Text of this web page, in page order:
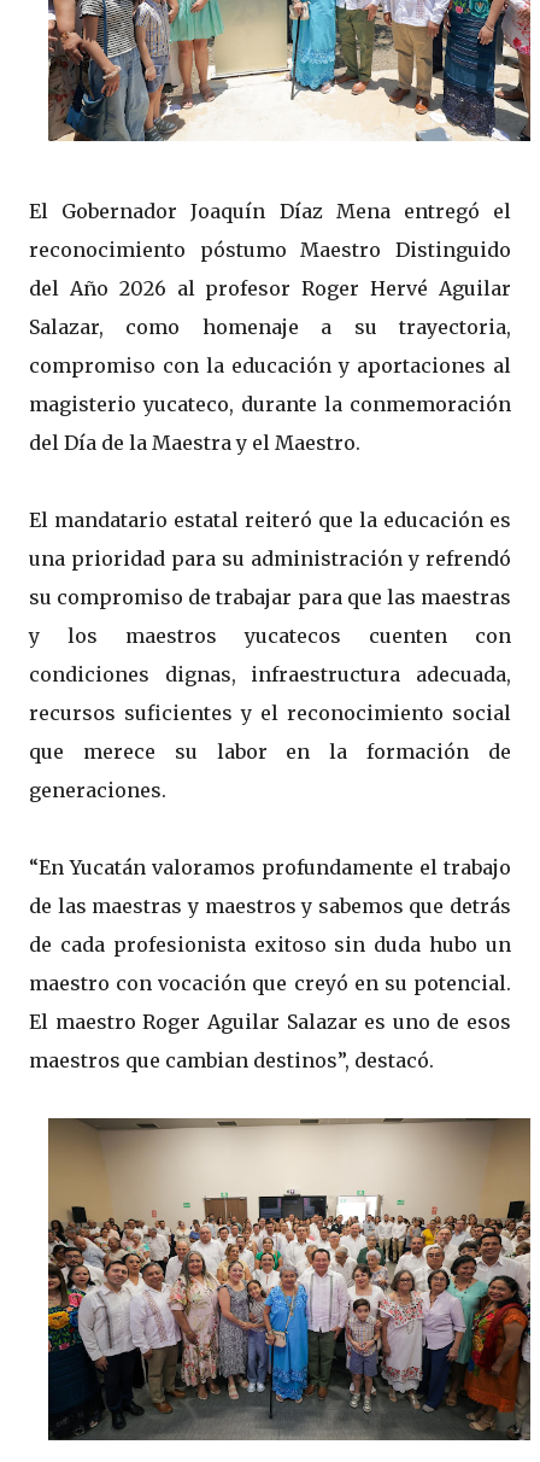
El Gobernador Joaquín Díaz Mena entregó el
reconocimiento póstumo Maestro Distinguido
del Año 2026 al profesor Roger Hervé Aguilar
Salazar, como homenaje a su trayectoria,
compromiso con la educación y aportaciones al
magisterio yucateco, durante la conmemoración
del Día de la Maestra y el Maestro.
El mandatario estatal reiteró que la educación es
una prioridad para su administración y refrendó
su compromiso de trabajar para que las maestras
y los maestros yucatecos cuenten con
condiciones dignas, infraestructura adecuada,
recursos suficientes y el reconocimiento social
que merece su labor en la formación de
generaciones.
“En Yucatán valoramos profundamente el trabajo
de las maestras y maestros y sabemos que detrás
de cada profesionista exitoso sin duda hubo un
maestro con vocación que creyó en su potencial.
El maestro Roger Aguilar Salazar es uno de esos
maestros que cambian destinos”, destacó.